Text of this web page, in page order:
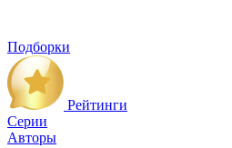
Подборки
Рейтинги
Серии
Авторы